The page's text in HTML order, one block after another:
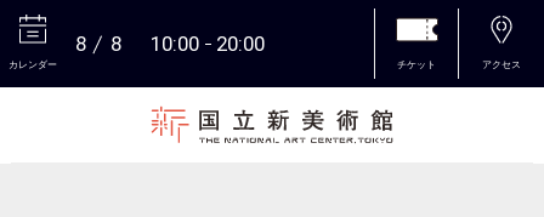
カレンダー
8 8 10:00 20:00
チケット アクセス